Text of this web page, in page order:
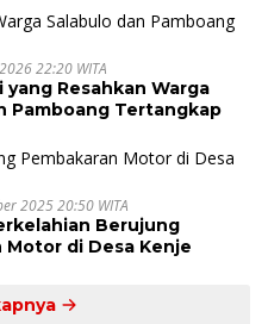
22:20 WITA
yang Resahkan Warga
Pamboang Tertangkap
2025 20:50 WITA
Berujung
Motor di Desa Kenje